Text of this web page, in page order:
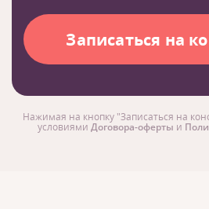
Нажимая на кнопку "Записаться на
условиями Договора-оферты и